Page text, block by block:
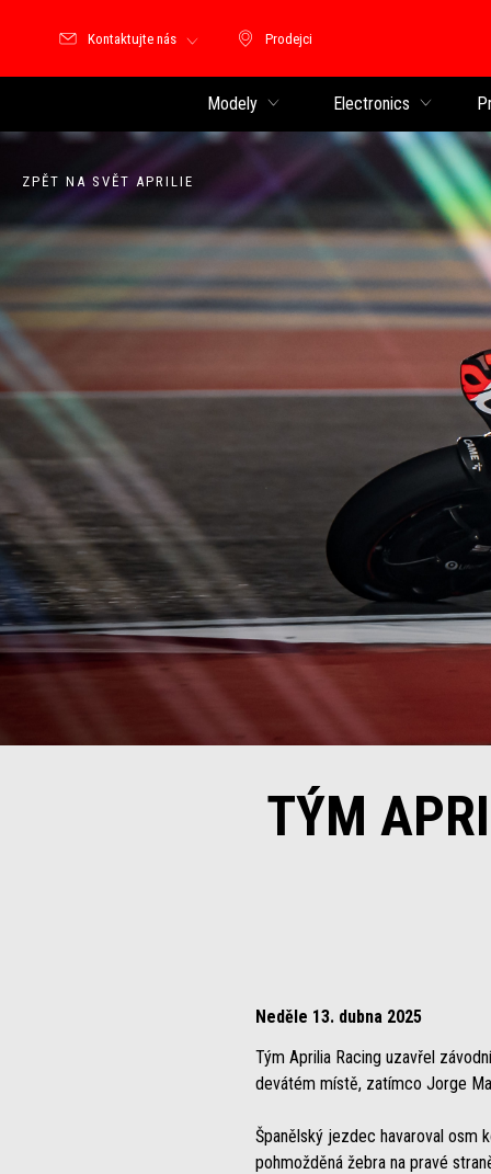
Prodejci
Prodejci
Kontaktujte nás
Modely Electronics
ZPĚT NA SVĚT APRILIE
TÝM
Neděle 13. dubna 2025
Tým Aprilia Racing uzavřel
devátém místě, zatímco Jorge
Španělský jezdec havaroval osm
pohmožděná žebra na pravé